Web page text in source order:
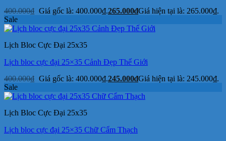
400.000₫ Giá gốc là: 400.000₫.265.000₫Giá hiện tại là: 265.000₫.
Sale
Lịch Bloc Cực Đại 25x35
Lịch bloc cực đại 25×35 Cảnh Đẹp Thế Giới
400.000₫ Giá gốc là: 400.000₫.245.000₫Giá hiện tại là: 245.000₫.
Sale
Lịch Bloc Cực Đại 25x35
Lịch bloc cực đại 25×35 Chữ Cẩm Thạch